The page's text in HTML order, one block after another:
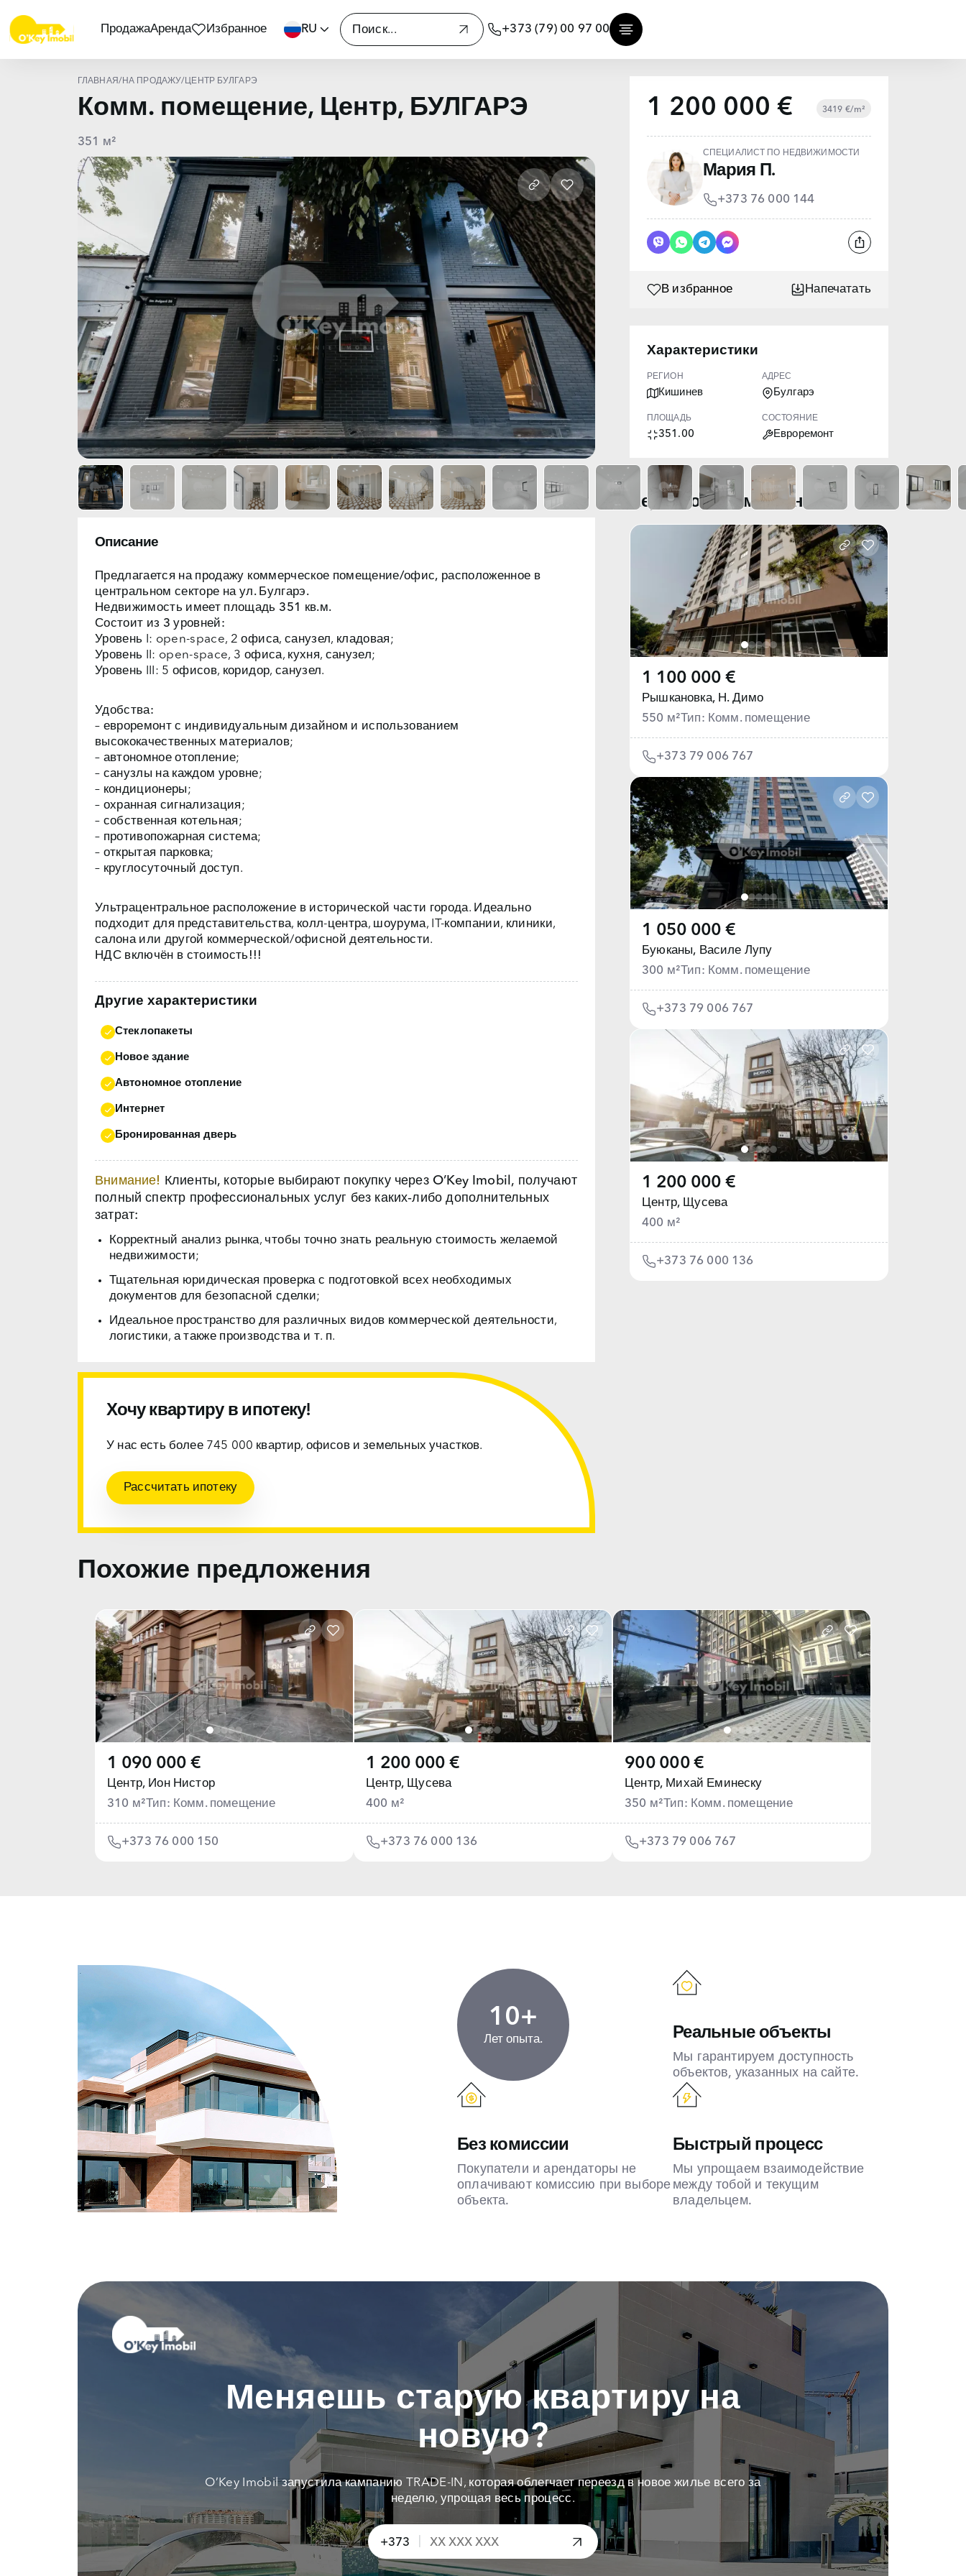
ПродажаАренда Избранное RU +373 (79) 00 97 00
ГЛАВНАЯ/ НА ПРОДАЖУ/ ЦЕНТР БУЛГАРЭ
Комм. помещение, Центр, БУЛГАРЭ
351 м²
Описание
Предлагается на продажу коммерческое помещение/офис, расположенное в
центральном секторе на ул. Булгарэ.
Недвижимость имеет площадь351 кв.м.
Состоит из 3 уровней:
Уровень I: open-space, 2 офиса, санузел, кладовая;
Уровень II: open-space, 3 офиса, кухня, санузел;
Уровень III: 5 офисов, коридор, санузел.
Удобства:
– евроремонт с индивидуальным дизайном и использованием
высококачественных материалов;
– автономное отопление;
– санузлы на каждом уровне;
– кондиционеры;
– охранная сигнализация;
– собственная котельная;
– противопожарная система;
– открытая парковка;
– круглосуточный доступ.
Ультрацентральное расположение в исторической части города. Идеально
подходит для представительства, колл-центра, шоурума, IT-компании, клиники,
НДС включён в стоимость!!!
Другие характеристики
Стеклопакеты
Новое здание
Автономное отопление
Интернет
Бронированная дверь
Внимание!
Клиенты, которые выбирают покупку через O’Key Imobil, получают
полный спектр профессиональных услуг без каких‑либо дополнительных
затрат:
Корректный анализ рынка, чтобы точно знать реальную стоимость желаемой
недвижимости;
Тщательная юридическая проверка с подготовкой всех необходимых
документов для безопасной сделки;
Идеальное пространство для различных видов коммерческой деятельности,
логистики, а также производства и т. п.
Хочу квартиру в ипотеку!
У нас есть более 745 000 квартир, офисов и земельных участков.
Рассчитать ипотеку
1 200 000 € 3419 €/m²
СПЕЦИАЛИСТ ПО НЕДВИЖИМОСТИ
Мария П.
+373 76 000 144
В избранное Напечатать
Характеристики
РЕГИОН
Кишинев
АДРЕС
Булгарэ
ПЛОЩАДЬ
351.00
СОСТОЯНИЕ
Евроремонт
Недавно просмотренные
1 100 000 €
Рышкановка,Н. Димо
550 м²Тип: Комм. помещение
+373 79 006 767
1 050 000 €
Буюканы, Василе Лупу
300 м²Тип: Комм. помещение
+373 79 006 767
1 200 000 €
Центр, Щусева
400 м²
+373 76 000 136
Похожие предложения
1 090 000 €
Центр, Ион Нистор
310 м²Тип: Комм. помещение
+373 76 000 150
1 200 000 €
Центр, Щусева
400 м²
+373 76 000 136
900 000 €
Центр, Михай Еминеску
350 м²Тип: Комм. помещение
+373 79 006 767
10+
Лет опыта. Реальные объекты
Мы гарантируем доступность
объектов, указанных на сайте.
Без комиссии
Покупатели и арендаторы не
оплачивают комиссию при выборе
объекта.
Быстрый процесс
Мы упрощаем взаимодействие
между тобой и текущим
владельцем.
Меняешь старую квартиру на
новую?
O’Key Imobil запустила кампанию TRADE-IN, которая облегчает переезд в новое жилье всего за
неделю, упрощая весь процесс.
+373